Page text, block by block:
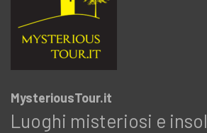
MysteriousTour.it
Luoghi misteriosi e